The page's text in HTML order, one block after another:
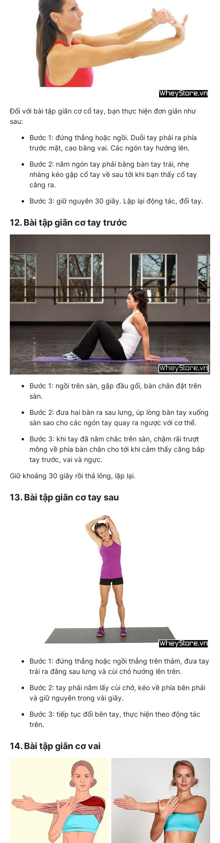
Đối với bài tập giãn cơ cổ tay, bạn thực hiện đơn giản như
sau:
Bước 1: đứng thẳng hoặc ngồi. Duỗi tay phải ra phía
trước mặt, cao bằng vai. Các ngón tay hướng lên.
Bước 2: nắm ngón tay phải bằng bàn tay trái, nhẹ
nhàng kéo gập cổ tay về sau tới khi bạn thấy cổ tay
căng ra.
Bước 3: giữ nguyên 30 giây. Lặp lại động tác, đổi tay.
12. Bài tập giãn cơ tay trước
Bước 1: ngồi trên sàn, gập đầu gối, bàn chân đặt trên
sàn.
Bước 2: đưa hai bàn ra sau lưng, úp lòng bàn tay xuống
sàn sao cho các ngón tay quay ra ngược với cơ thể.
Bước 3: khi tay đã nằm chắc trên sàn, chậm rãi trượt
mông về phía bàn chân cho tới khi cảm thấy căng bắp
tay trước, vai và ngực.
Giữ khoảng 30 giây rồi thả lỏng, lặp lại.
13. Bài tập giãn cơ tay sau
Bước 1: đứng thẳng hoặc ngồi thẳng trên thảm, đưa tay
trái ra đằng sau lưng và cùi chỏ hướng lên trên.
Bước 2: tay phải nắm lấy cùi chở, kéo về phía bên phải
và giữ nguyên trong vài giây.
Bước 3: tiếp tục đổi bên tay, thực hiện theo động tác
trên.
14. Bài tập giãn cơ vai